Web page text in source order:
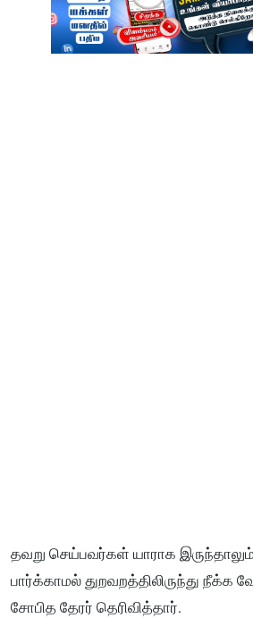
தவறு செய்பவர்கள் யாராக
பார்க்காமல் துறவறத்திலிருந்து நீக்க
சோபித தேரர் தெரிவித்தார்.